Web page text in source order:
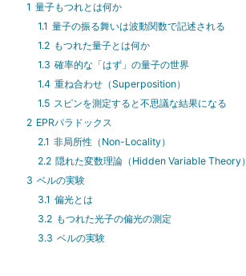
1 量子もつれとは何か
1.1 量子の振る舞いは波動関数で記述される
1.2 もつれた量子とは何か
1.3 確率的な「はず」の量子の世界
1.4 重ね合わせ（Superposition）
1.5 スピンを測定すると不思議な結果になる
2 EPRパラドックス
2.1 非局所性（Non-Locality）
2.2 隠れた変数理論（Hidden Variable Theory）
3 ベルの実験
3.1 偏光とは
3.2 もつれた光子の偏光の測定
3.3 ベルの実験